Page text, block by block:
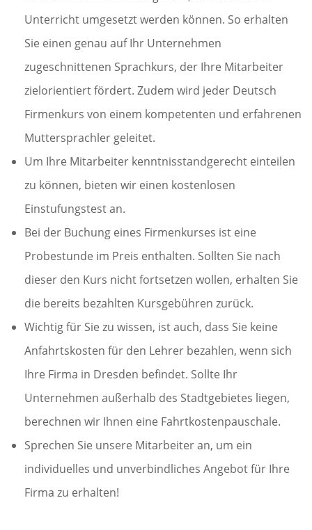
Unterricht umgesetzt werden können. So erhalten
Sie einen genau auf Ihr Unternehmen
zugeschnittenen Sprachkurs, der Ihre Mitarbeiter
zielorientiert fördert. Zudem wird jeder Deutsch
Firmenkurs von einem kompetenten und erfahrenen
Muttersprachler geleitet.
Um Ihre Mitarbeiter kenntnisstandgerecht einteilen
zu können, bieten wir einen kostenlosen
Einstufungstest an.
Bei der Buchung eines Firmenkurses ist eine
Probestunde im Preis enthalten. Sollten Sie nach
dieser den Kurs nicht fortsetzen wollen, erhalten Sie
die bereits bezahlten Kursgebühren zurück.
Wichtig für Sie zu wissen, ist auch, dass Sie keine
Anfahrtskosten für den Lehrer bezahlen, wenn sich
Ihre Firma in Dresden befindet. Sollte Ihr
Unternehmen außerhalb des Stadtgebietes liegen,
berechnen wir Ihnen eine Fahrtkostenpauschale.
Sprechen Sie unsere Mitarbeiter an, um ein
individuelles und unverbindliches Angebot für Ihre
Firma zu erhalten!